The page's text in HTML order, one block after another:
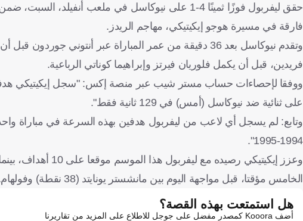
فارقة في مسيرة هوجو إيكيتيكي، مهاجم الريدز.
وتقدم نيوكاسل بعد 36 دقيقة من عمر المباراة عبر أنتوني
فريدين، قبل أن يكمل فلوريان فيرتز وإبراهيما كوناتي الرباعية.
على ثنائية ضد نيوكاسل (أمس) في 129 ثانية فقط".
وتابع: لم يسجل أي لاعب من ليفربول هدفين بهذه السرعة في مباراة
1994-1995".
الخامس مؤقتا، قبل مواجهة اليوم بين مانشستر يونايتد (38 نقطة) وفولهام.
هل استمتعت بهذه القصة؟
أضف Kooora كمصدر مفضل على جوجل للاطلاع على المزيد من تقاريرنا